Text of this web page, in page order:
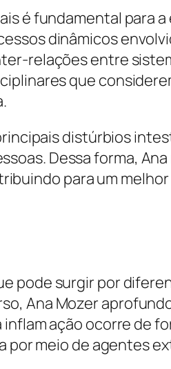
é fundamental para
dinâmicos
relações entre
que
distúrbios
Dessa forma,
para um
pode surgir por
Ana Mozer
ação ocorre de
meio de agentes